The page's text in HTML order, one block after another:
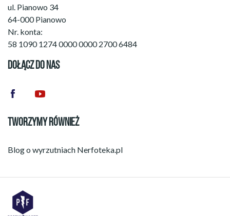
ul. Pianowo 34
64-000 Pianowo
Nr. konta:
58 1090 1274 0000 0000 2700 6484
DOŁĄCZ DO NAS
TWORZYMY RÓWNIEŻ
Blog o wyrzutniach Nerfoteka.pl